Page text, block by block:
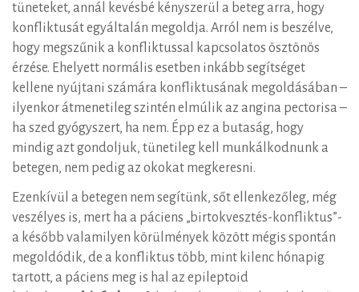
tüneteket, annál kevésbé kényszerül a beteg arra, hogy
konfliktusát egyáltalán megoldja. Arról nem is beszélve,
hogy megszűnik a konfliktussal kapcsolatos ösztönös
érzése. Ehelyett normális esetben inkább segítséget
kellene nyújtani számára konfliktusának megoldásában –
ilyenkor átmenetileg szintén elmúlik az angina pectorisa –
ha szed gyógyszert, ha nem. Épp ez a butaság, hogy
mindig azt gondoljuk, tünetileg kell munkálkodnunk a
betegen, nem pedig az okokat megkeresni.
Ezenkívül a betegen nem segítünk, sőt ellenkezőleg, még
veszélyes is, mert ha a páciens „birtokvesztés-konfliktus”-
a később valamilyen körülmények között mégis spontán
megoldódik, de a konfliktus több, mint kilenc hónapig
tartott, a páciens meg is hal az epileptoid